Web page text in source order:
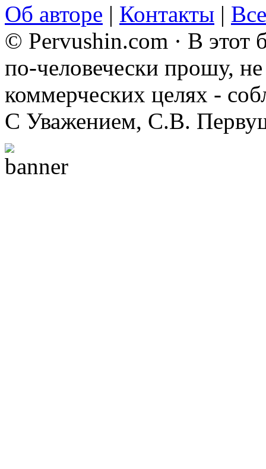
Об авторе | Контакты |
© Pervushin.com · В этот
по-человечески прошу,
коммерческих целях -
С Уважением, С.В.